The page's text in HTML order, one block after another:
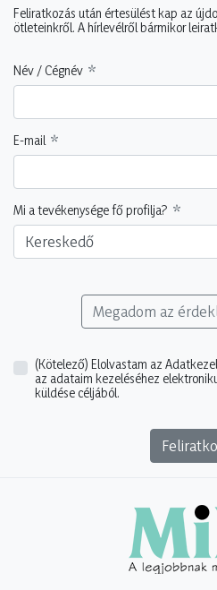
Feliratkozás után értesülést kap az
ötleteinkről. A hírlevélről bármikor
Név / Cégnév
E-mail
Mi a tevékenysége fő profilja?
Kereskedő
Megadom az
(Kötelező) Elolvastam az
az adataim kezeléséhez
küldése céljából.